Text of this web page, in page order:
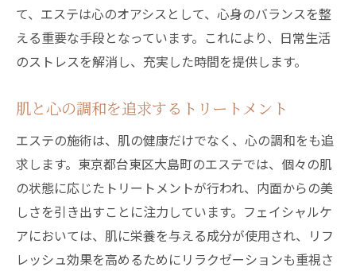
て、エステは心のオアシスとして、心身のバランスを整
える重要な手段となっています。これにより、日常生活
のストレスを解消し、充実した時間を提供します。
肌と心の調和を追求するトリートメント
エステの施術は、肌の健康だけでなく、心の調和をも追
求します。東京都台東区大島町のエステでは、個々の肌
の状態に応じたトリートメントが行われ、内面からの美
しさを引き出すことに注力しています。フェイシャルケ
アにおいては、肌に栄養を与える成分が使用され、リフ
レッシュ効果を高めるためにリラクゼーションも重視さ